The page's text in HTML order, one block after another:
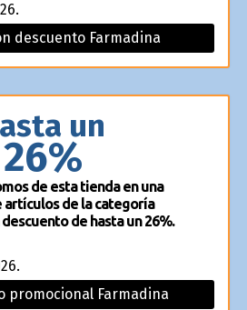
descuento Farmadina
un
26%
de esta tienda en una
artículos de la categoría
de hasta un 26%.
promocional Farmadina